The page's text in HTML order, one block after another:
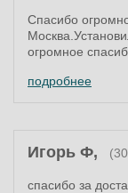
Спасибо
огромное
подробнее
Игорь Ф,
спасибо за